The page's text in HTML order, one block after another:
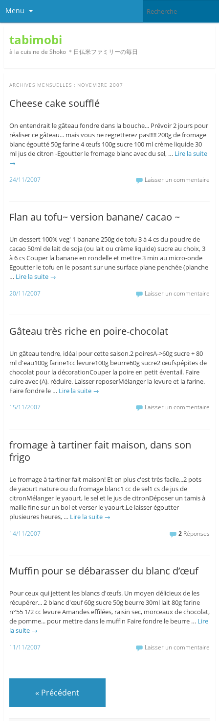
Menu
tabimobi
à la cuisine de Shoko ＊日仏米ファミリーの毎日
ARCHIVES MENSUELLES : NOVEMBRE 2007
Cheese cake soufflé
On entendrait le gâteau fondre dans la bouche... Prévoir 2 jours pour
réaliser ce gâteau... mais vous ne regretterez pas!!!!! 200g de fromage
blanc égoutté 50g farine 4 œufs 100g sucre 100 ml crème liquide 30
ml jus de citron -Egoutter le fromage blanc avec du sel, … Lire la suite
→
24/11/2007 Laisser un commentaire
Flan au tofu~ version banane/ cacao ~
Un dessert 100% veg' 1 banane 250g de tofu 3 à 4 cs du poudre de
cacao 50ml de lait de soja (ou lait ou crème liquide) sucre au choix, 3
à 6 cs Couper la banane en rondelle et mettre 3 min au micro-onde
Egoutter le tofu en le posant sur une surface plane penchée (planche
… Lire la suite →
20/11/2007 Laisser un commentaire
Gâteau très riche en poire-chocolat
Un gâteau tendre, idéal pour cette saison.2 poiresA->60g sucre + 80
ml d'eau100g farine1cc levure100g beurre60g sucre2 œufspépites de
chocolat pour la décorationCouper la poire en petit éventail. Faire
cuire avec (A), réduire. Laisser reposerMélanger la levure et la farine.
Faire fondre le … Lire la suite →
15/11/2007 Laisser un commentaire
fromage à tartiner fait maison, dans son
frigo
Le fromage à tartiner fait maison! Et en plus c'est très facile...2 pots
de yaourt nature ou du fromage blanc1 cc de sel1 cs de jus de
citronMélanger le yaourt, le sel et le jus de citronDéposer un tamis à
maille fine sur un bol et verser le yaourt.Le laisser égoutter
plusieures heures, … Lire la suite →
14/11/2007 2 Réponses
Muffin pour se débarasser du blanc d’œuf
Pour ceux qui jettent les blancs d'œufs. Un moyen délicieux de les
récupérer... 2 blanc d'œuf 60g sucre 50g beurre 30ml lait 80g farine
n°55 1/2 cc levure Amandes effilées, raisin sec, morceaux de chocolat,
de pomme... pour mettre dans le muffin Faire fondre le beurre … Lire
la suite →
11/11/2007 Laisser un commentaire
« Précédent